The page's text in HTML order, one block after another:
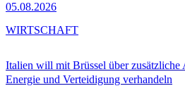
05.08.2026
Italien will mit Brüssel über zusätzliche
Energie und Verteidigung verhandeln
WIRTSCHAFT